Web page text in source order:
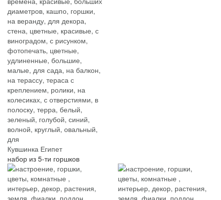
Кувшинка Египет
набор из 5-ти горшков